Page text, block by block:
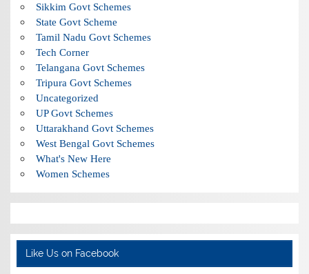
Sikkim Govt Schemes
State Govt Scheme
Tamil Nadu Govt Schemes
Tech Corner
Telangana Govt Schemes
Tripura Govt Schemes
Uncategorized
UP Govt Schemes
Uttarakhand Govt Schemes
West Bengal Govt Schemes
What's New Here
Women Schemes
Like Us on Facebook